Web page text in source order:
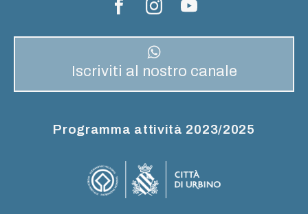
Iscriviti al nostro canale
Programma attività 2023/2025